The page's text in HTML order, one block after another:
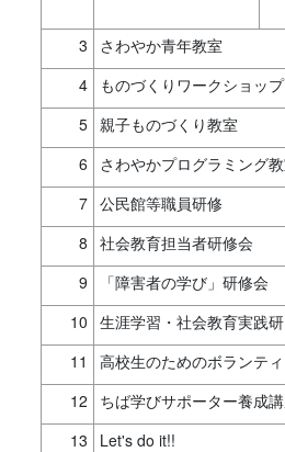
3
さわやか青年教室
4
ものづくりワークショップ
5 親子ものづくり教室
6
さわやかプログラミング
7 公民館等職員研修
8 社会教育担当者研修会
9
「障害者の学び」研修会
10 生涯学習・社会教育実践
11
高校生のためのボランテ
12
ちば学びサポーター養成
13
Let's do it!!